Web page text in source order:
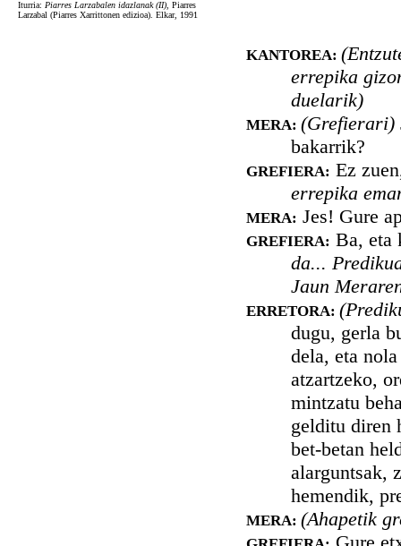
Iturria: Piarres Larzabalen idazlanak (II) , Piarres
Larzabal (Piarres Xarrittonen edizioa). Elkar, 1991
KANTOREA:
errepika
duelarik)
MERA: (Grefierari)
bakarrik?
GREFIERA: Ez
errepika
MERA: Jes! Gure
GREFIERA: Ba, eta
da...
Jaun
ERRETORA:
dugu, gerla
dela, eta
atzartzeko,
mintzatu
gelditu diren
bet-betan
alarguntsak,
hemendik,
MERA: (Ahapetik